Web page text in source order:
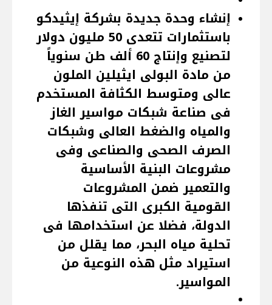
إنشاء وحدة جديدة بشركة إيثيدكو
باستثمارات تتعدى 50 مليون دولار
لتصنيع وإنتاج 60 ألف طن سنوياً
من مادة البولى ايثيلين الملون
عالى ومتوسط الكثافة المستخدم
فى صناعة شبكات مواسير الغاز
والمياه والضغط العالى وشبكات
الصرف الصحى والصناعى وفى
مشروعات البنية الأساسية
والتعمير ضمن المشروعات
القومية الكبرى التى تنفذها
الدولة، فضلا عن استخدامها فى
تحلية مياه البحر، مما يقلل من
استيراد مثل هذه النوعية من
المواسير.